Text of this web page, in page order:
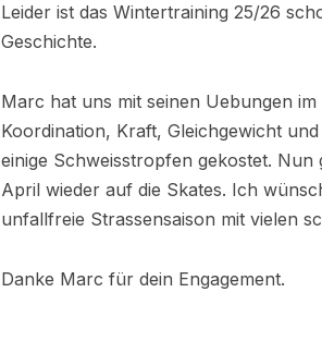
Leider ist das Wintertraining 25/26
Geschichte.
Marc hat uns mit seinen Uebungen im
Koordination, Kraft, Gleichgewicht
einige Schweisstropfen gekostet. Nun
April wieder auf die Skates. Ich
unfallfreie Strassensaison mit vielen
Danke Marc für dein Engagement.